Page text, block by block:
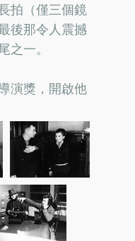
拍（僅三個鏡
後那令人震撼
之一。
演獎，開啟他